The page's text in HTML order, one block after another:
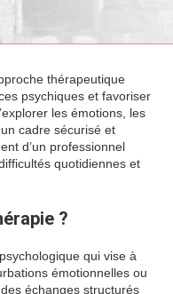
thérapeutique
psychiques et favoriser
les émotions, les
cadre sécurisé et
d’un professionnel
quotidiennes et
?
qui vise à
émotionnelles ou
échanges structurés